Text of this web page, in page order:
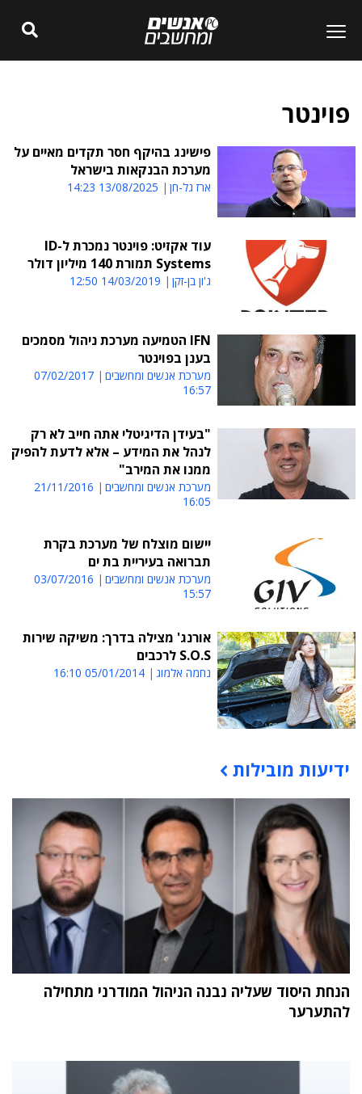
פוינטר
פישינג בהיקף חסר תקדים מאיים על
מערכת הבנקאות בישראל
ארז גל-חן 13/08/2025 14:23
עוד אקזיט: פוינטר נמכרת ל-ID
Systems תמורת 140 מיליון דולר
ג'ון בן-זקן 14/03/2019 12:50
IFN הטמיעה מערכת ניהול מסמכים
בענן בפוינטר
מערכת אנשים ומחשבים
07/02/2017
16:57
"בעידן הדיגיטלי אתה חייב לא רק
לנהל את המידע – אלא לדעת להפיק
ממנו את המירב"
מערכת אנשים ומחשבים
21/11/2016
16:05
יישום מוצלח של מערכת בקרת
תברואה בעיריית בת ים
מערכת אנשים ומחשבים
03/07/2016
15:57
אורנג' מצילה בדרך: משיקה שירות
S.O.S לרכבים
נחמה אלמוג 05/01/2014 16:10
תוכן פרסומי
ידיעות מובילות
הנחת היסוד שעליה נבנה הניהול המודרני מתחילה
להתערער